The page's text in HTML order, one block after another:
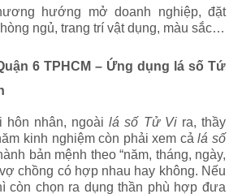
hướng mở doanh nghiệp, đặt
ngủ, trang trí vật dụng, màu sắc…
6 TPHCM – Ứng dụng lá số Tứ
hôn nhân, ngoàilá số Tử Vira, thầy
kinh nghiệm còn phải xem cảlá số
bản mệnh theo “năm, tháng, ngày,
chồng có hợp nhau hay không. Nếu
còn chọn ra dụng thần phù hợp đưa